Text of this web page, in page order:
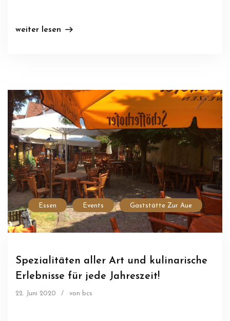
weiter lesen
Essen Events Gaststätte Zur Aue
Spezialitäten aller Art und kulinarische
Erlebnisse für jede Jahreszeit!
22. Juni 2020 / von bcs